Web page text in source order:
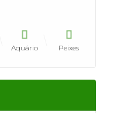
Aquário Peixes